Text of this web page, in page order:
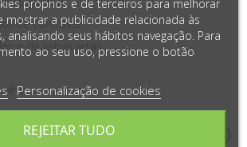
de contraste
e de linhas retas
do Produto
próprios e de terceiros para melhorar
mostrar a publicidade relacionada às
analisando seus hábitos navegação. Para
ao seu uso, pressione o botão
Personalização de cookies
REJEITAR TUDO